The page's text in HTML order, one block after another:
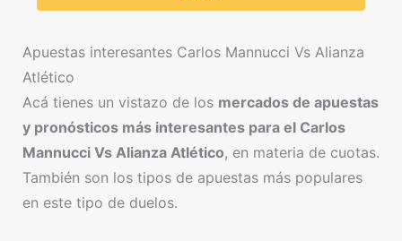
Apuestas interesantes Carlos Mannucci Vs Alianza
Atlético
Acá tienes un vistazo de los mercados de apuestas
y pronósticos más interesantes para el Carlos
Mannucci Vs Alianza Atlético, en materia de cuotas.
También son los tipos de apuestas más populares
en este tipo de duelos.